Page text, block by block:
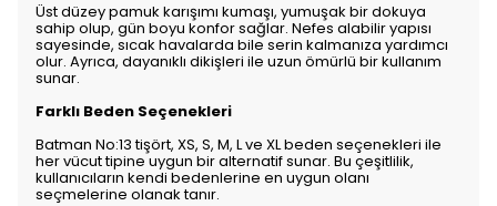
Üst düzey pamuk karışımı kumaşı, yumuşak bir dokuya
sahip olup, gün boyu konfor sağlar. Nefes alabilir yapısı
sayesinde, sıcak havalarda bile serin kalmanıza yardımcı
olur. Ayrıca, dayanıklı dikişleri ile uzun ömürlü bir kullanım
sunar.
Farklı Beden Seçenekleri
Batman No:13 tişört, XS, S, M, L ve XL beden seçenekleri ile
her vücut tipine uygun bir alternatif sunar. Bu çeşitlilik,
kullanıcıların kendi bedenlerine en uygun olanı
seçmelerine olanak tanır.